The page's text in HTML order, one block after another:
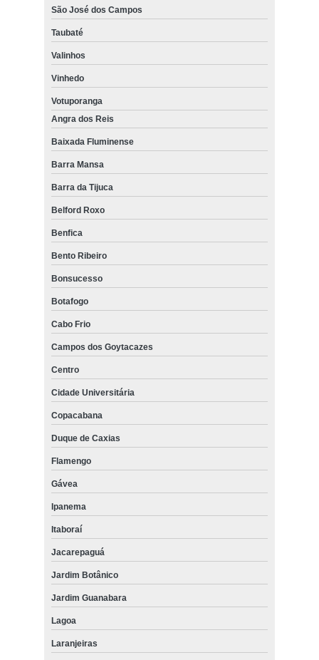
São José dos Campos
Taubaté
Valinhos
Vinhedo
Votuporanga
Angra dos Reis
Baixada Fluminense
Barra Mansa
Barra da Tijuca
Belford Roxo
Benfica
Bento Ribeiro
Bonsucesso
Botafogo
Cabo Frio
Campos dos Goytacazes
Centro
Cidade Universitária
Copacabana
Duque de Caxias
Flamengo
Gávea
Ipanema
Itaboraí
Jacarepaguá
Jardim Botânico
Jardim Guanabara
Lagoa
Laranjeiras